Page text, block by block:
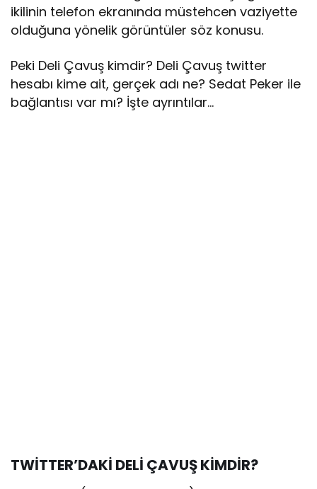
ikilinin telefon ekranında müstehcen vaziyette
olduğuna yönelik görüntüler söz konusu.
Peki Deli Çavuş kimdir? Deli Çavuş twitter
hesabı kime ait, gerçek adı ne? Sedat Peker ile
bağlantısı var mı? İşte ayrıntılar…
TWİTTER’DAKİ DELİ ÇAVUŞ KİMDİR?